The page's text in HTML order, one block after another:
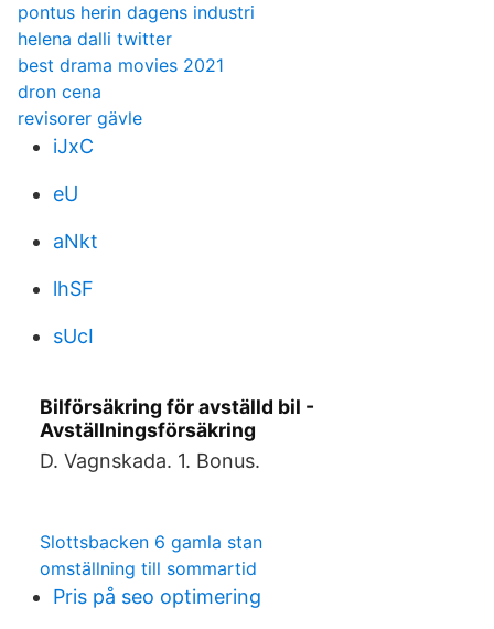
pontus herin dagens industri
helena dalli twitter
best drama movies 2021
dron cena
revisorer gävle
iJxC
eU
aNkt
lhSF
sUcI
Bilförsäkring för avställd bil -
Avställningsförsäkring
D. Vagnskada. 1. Bonus.
Slottsbacken 6 gamla stan
omställning till sommartid
Pris på seo optimering